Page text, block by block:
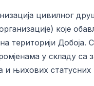
цивилног
које
територији Добоја.
у складу са
и њихових статусних